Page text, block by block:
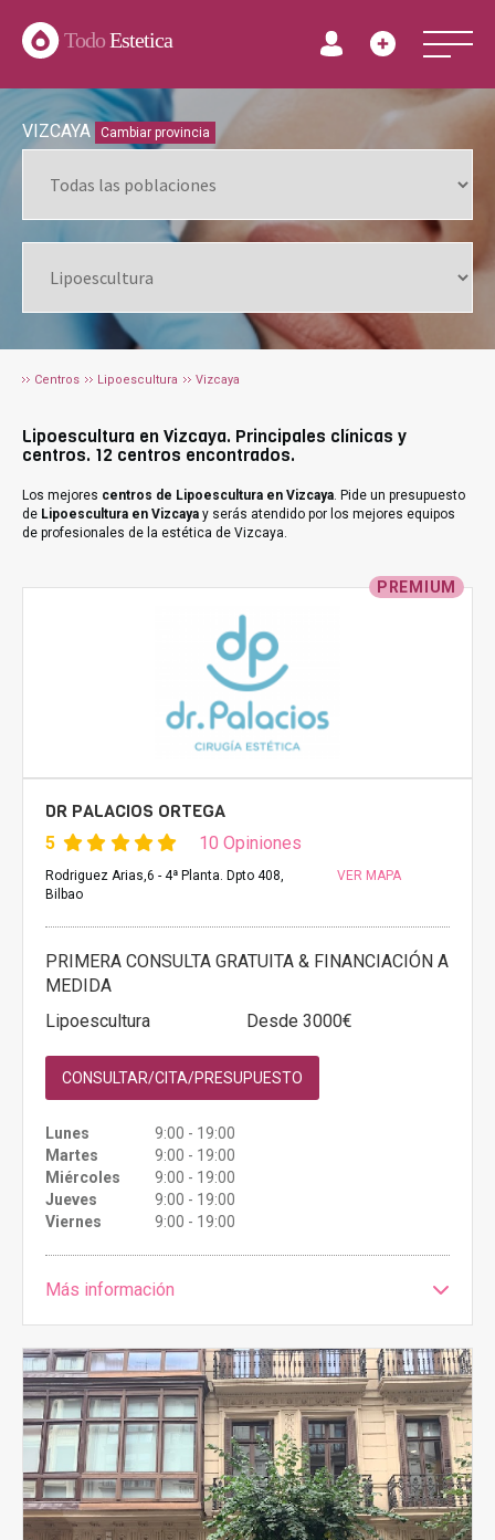
TodoEstetica
VIZCAYA Cambiar provincia
Centros Lipoescultura Vizcaya
Lipoescultura en Vizcaya. Principales clínicas y
centros. 12 centros encontrados.
Los mejores centros de Lipoescultura en Vizcaya. Pide un presupuesto
de Lipoescultura en Vizcaya y serás atendido por los mejores equipos
de profesionales de la estética de Vizcaya.
PREMIUM
DR PALACIOS ORTEGA
5 10 Opiniones
Rodriguez Arias,6 - 4ª Planta. Dpto 408,
Bilbao
VER MAPA
PRIMERA CONSULTA GRATUITA & FINANCIACIÓN A
MEDIDA
Lipoescultura
Desde 3000€
CONSULTAR/CITA/PRESUPUESTO
Lunes
9:00 - 19:00
Martes
9:00 - 19:00
Miércoles
9:00 - 19:00
Jueves
9:00 - 19:00
Viernes
9:00 - 19:00
Más información